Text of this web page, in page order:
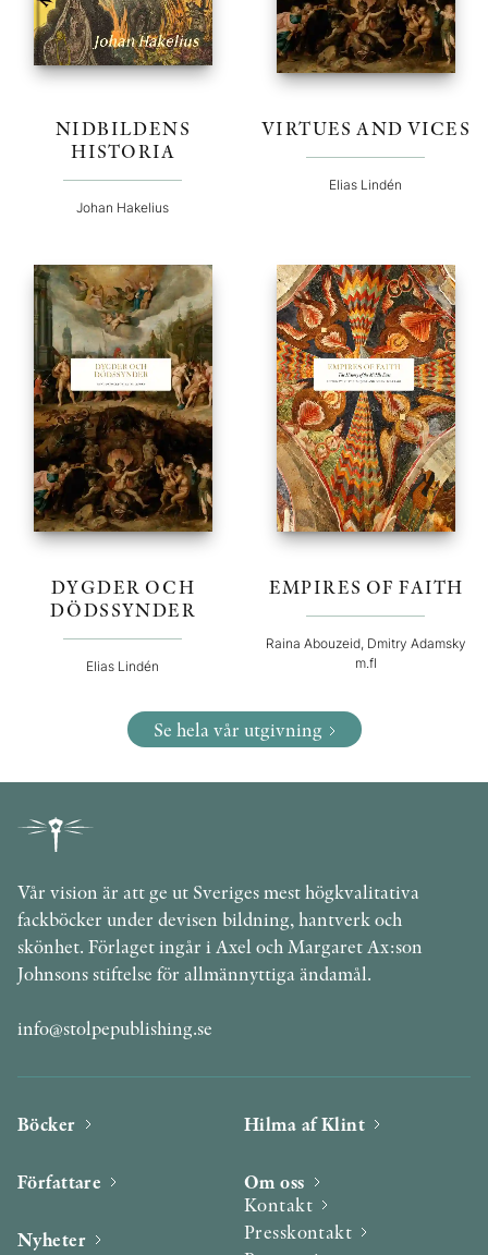
NIDBILDENS
HISTORIA
Johan Hakelius
VIRTUES AND VICES
Elias Lindén
DYGDER OCH
DÖDSSYNDER
Elias Lindén
EMPIRES OF FAITH
Raina Abouzeid, Dmitry Adamsky
m.fl
Se hela vår utgivning
Vår vision är att ge ut Sveriges mest högkvalitativa
fackböcker under devisen bildning, hantverk och
skönhet. Förlaget ingår i Axel och Margaret Ax:son
Johnsons stiftelse för allmännyttiga ändamål.
info@stolpepublishing.se
Böcker
Författare
Nyheter
Hilma af Klint
Om oss
Kontakt
Presskontakt